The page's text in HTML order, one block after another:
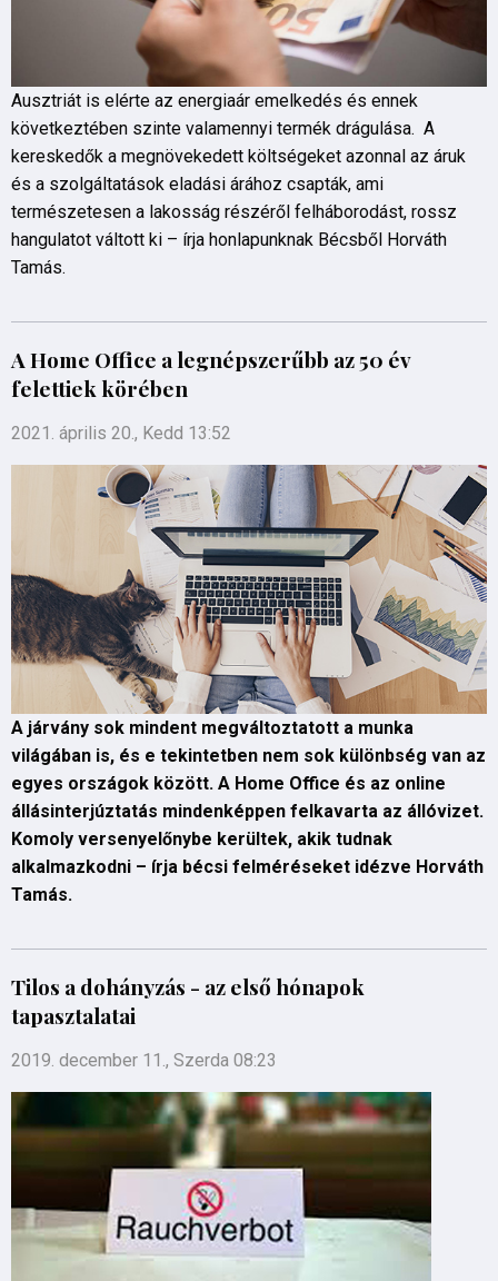
Ausztriát is elérte az energiaár emelkedés és ennek
következtében szinte valamennyi termék drágulása. A
kereskedők a megnövekedett költségeket azonnal az áruk
és a szolgáltatások eladási árához csapták, ami
természetesen a lakosság részéről felháborodást, rossz
hangulatot váltott ki – írja honlapunknak Bécsből Horváth
Tamás.
A Home Office a legnépszerűbb az 50 év
felettiek körében
2021. április 20., Kedd 13:52
A járvány sok mindent megváltoztatott a munka
világában is, és e tekintetben nem sok különbség van az
egyes országok között. A Home Office és az online
állásinterjúztatás mindenképpen felkavarta az állóvizet.
Komoly versenyelőnybe kerültek, akik tudnak
alkalmazkodni – írja bécsi felméréseket idézve Horváth
Tamás.
Tilos a dohányzás - az első hónapok
tapasztalatai
2019. december 11., Szerda 08:23